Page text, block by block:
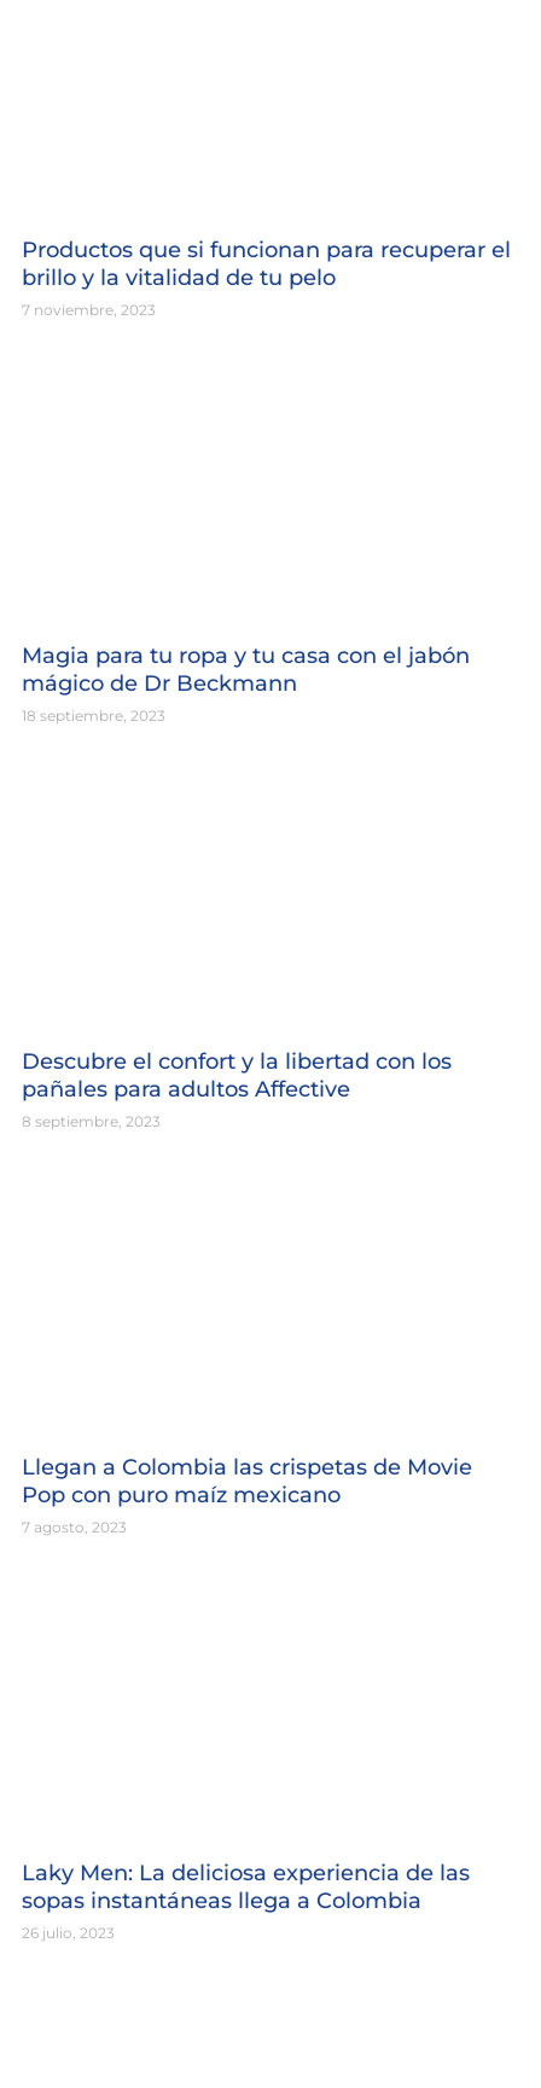
Productos que si funcionan para recuperar el
brillo y la vitalidad de tu pelo
7 noviembre, 2023
Magia para tu ropa y tu casa con el jabón
mágico de Dr Beckmann
18 septiembre, 2023
Descubre el confort y la libertad con los
pañales para adultos Affective
8 septiembre, 2023
Llegan a Colombia las crispetas de Movie
Pop con puro maíz mexicano
7 agosto, 2023
Laky Men: La deliciosa experiencia de las
sopas instantáneas llega a Colombia
26 julio, 2023